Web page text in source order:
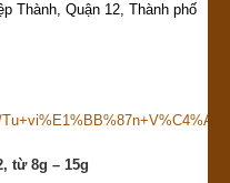
Thành, Quận 12, Thành phố
từ 8g – 15g